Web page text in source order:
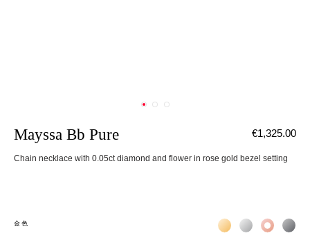
Mayssa Bb Pure
Chain necklace with 0.05ct diamond and flower in rose gold bezel setting
€1,325.00
金色 Жёлтое золото 18К
Белое золото
Розовое